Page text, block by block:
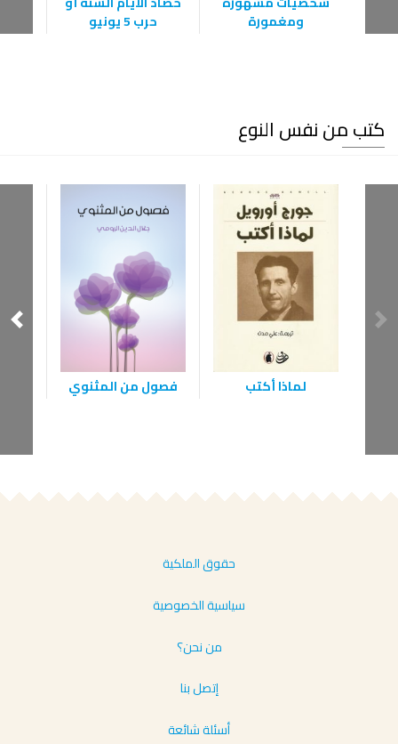
ومغمورة
حرب 5 يونيو
كتب من نفس النوع
لماذا أكتب فصول من المثنوي
حقوق الملكية
سياسية الخصوصية
من نحن؟
إتصل بنا
أسئلة شائعة